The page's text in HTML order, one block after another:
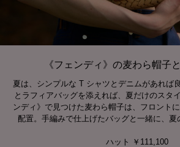
《フェンディ》の麦わら帽子
夏は、シンプルな T シャツとデニムがあれば
とラフィアバッグを添えれば、夏だけのスタ
ンディ》で見つけた麦わら帽子は、フロント
配置。手編みで仕上げたバッグと一緒に、夏
ハット ￥111,100